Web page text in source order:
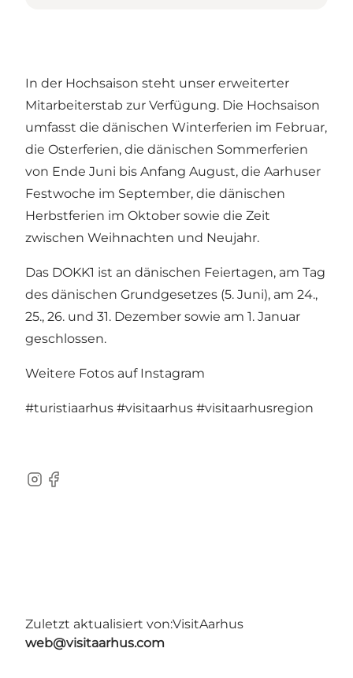
In der Hochsaison steht unser erweiterter
Mitarbeiterstab zur Verfügung. Die Hochsaison
umfasst die dänischen Winterferien im Februar,
die Osterferien, die dänischen Sommerferien
von Ende Juni bis Anfang August, die Aarhuser
Festwoche im September, die dänischen
Herbstferien im Oktober sowie die Zeit
zwischen Weihnachten und Neujahr.
Das DOKK1 ist an dänischen Feiertagen, am Tag
des dänischen Grundgesetzes (5. Juni), am 24.,
25., 26. und 31. Dezember sowie am 1. Januar
geschlossen.
Weitere Fotos auf Instagram
#turistiaarhus #visitaarhus #visitaarhusregion
Instagram
Facebook
Zuletzt aktualisiert von:VisitAarhus
web@visitaarhus.com